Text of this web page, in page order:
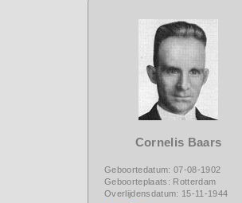
Cornelis Baars
Geboortedatum: 07-08-1902
Geboorteplaats: Rotterdam
Overlijdensdatum: 15-11-1944